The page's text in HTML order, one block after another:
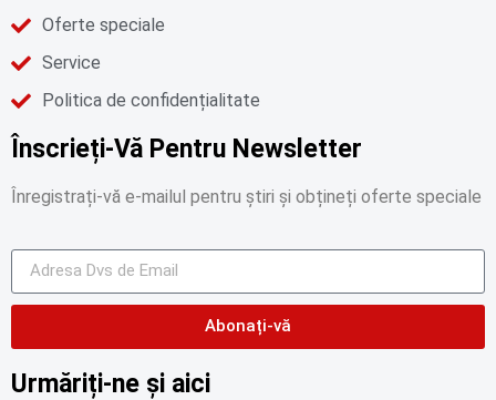
Oferte speciale
Service
Politica de confidențialitate
Înscrieți-Vă Pentru Newsletter
Înregistrați-vă e-mailul pentru știri și obțineți oferte speciale
Abonați-vă
Urmăriți-ne și aici